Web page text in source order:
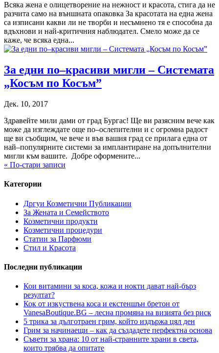
Всяка жена е олицетворение на нежност и красота, стига да не
разчита само на външната опаковка За красотата на една жена
са изписани какви ли не творби и несъмнено тя е способна да
вдъхнови и най-критичния наблюдател. Смело може да се
каже, че всяка една...
За едни по–красиви мигли – Системата
„Косъм по Косъм”
Дек. 10, 2017
Здравейте мили дами от град Бургас! Ще ви разясним вече как
може да изглеждате още по–ослепителни и с огромна радост
ще ви съобщим, че вече и във вашия град се прилага една от
най–популярните системи за имплантиране на допълнителни
мигли към вашите. Добре оформените...
« По-стари записи
Категории
Дргуи Козметични Публикации
За Жената и Семейството
Козметични продукти
Козметични процедури
Статии за Парфюми
Стил и Красота
Последни публикации
Кои витамини за коса, кожа и нокти дават най-бърз
резултат?
Кок от изкуствена коса и екстеншън бретон от
VanesaBoutique.BG – лесна промяна на визията без риск
5 трика за дълготраен грим, който издържа цял ден
Грим за начинаещи – как да създадете перфектна основа
Съвети за храна: 10 от най-странните храни в света,
които трябва да опитате